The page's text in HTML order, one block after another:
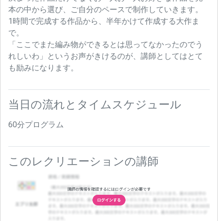
本の中から選び、ご自分のペースで制作していきます。
1時間で完成する作品から、半年かけて作成する大作ま
で。
「ここでまた編み物ができるとは思ってなかったのでう
れしいわ」というお声がきけるのが、講師としてはとて
も励みになります。
当日の流れとタイムスケジュール
60分プログラム
このレクリエーションの講師